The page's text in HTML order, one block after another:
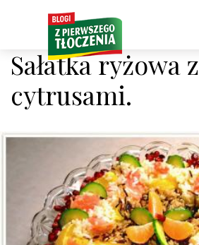
Sałatka ryżowa z
cytrusami.